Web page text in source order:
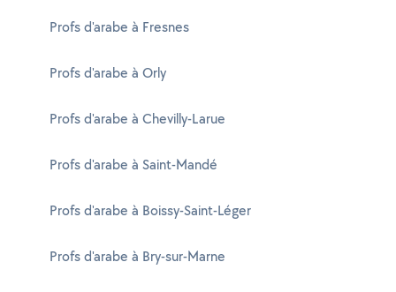
Profs d'arabe à Fresnes
Profs d'arabe à Orly
Profs d'arabe à Chevilly-Larue
Profs d'arabe à Saint-Mandé
Profs d'arabe à Boissy-Saint-Léger
Profs d'arabe à Bry-sur-Marne